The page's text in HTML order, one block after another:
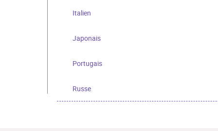
Italien
Japonais
Portugais
Russe